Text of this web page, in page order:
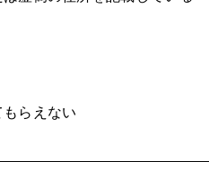
らえない